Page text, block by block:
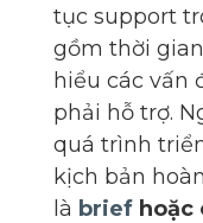
tục support
gồm thời
hiểu các vấn
phải hỗ trợ.
quá trình
kịch bản
là brief hoặc